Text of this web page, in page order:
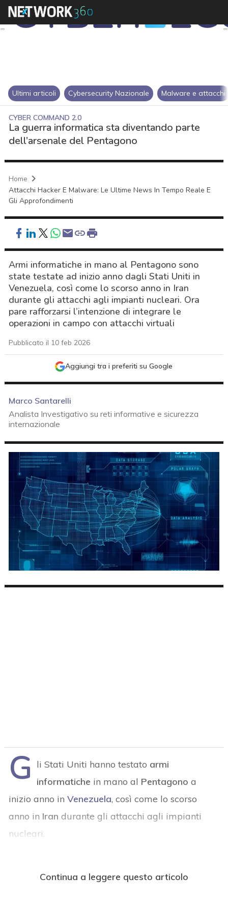
Ultimi articoli Cybersecurity Nazionale Malware e attacchi
CYBER COMMAND 2.0
La guerra informatica sta diventando parte
dell’arsenale del Pentagono
Home
Attacchi Hacker E Malware: Le Ultime News In Tempo Reale E
Gli Approfondimenti
Armi informatiche in mano al Pentagono sono
state testate ad inizio anno dagli Stati Uniti in
Venezuela, così come lo scorso anno in Iran
durante gli attacchi agli impianti nucleari. Ora
pare rafforzarsi l’intenzione di integrare le
operazioni in campo con attacchi virtuali
Pubblicato il 10 feb 2026
Aggiungi tra i preferiti su Google
Marco Santarelli
Analista Investigativo su reti informative e sicurezza
internazionale
G li Stati Uniti hanno testato armi
informatiche in mano al Pentagono a
inizio anno inVenezuela, così come lo scorso
anno in Iran durante gli attacchi agli impianti
nucleari.
Continua a leggere questo articolo